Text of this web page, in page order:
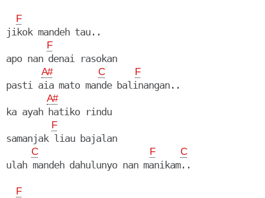
F
jikok mandeh tau..
F
apo nan denai rasokan
A# C F
pasti aia mato mande balinangan..
A#
ka ayah hatiko rindu
F
samanjak liau bajalan
C F C
F